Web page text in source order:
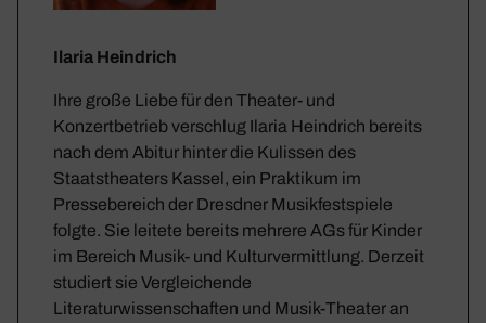
Ilaria Heindrich
Ihre große Liebe für den Theater- und
Konzertbetrieb verschlug Ilaria Heindrich bereits
nach dem Abitur hinter die Kulissen des
Staatstheaters Kassel, ein Praktikum im
Pressebereich der Dresdner Musikfestspiele
folgte. Sie leitete bereits mehrere AGs für Kinder
im Bereich Musik- und Kulturvermittlung. Derzeit
studiert sie Vergleichende
Literaturwissenschaften und Musik-Theater an